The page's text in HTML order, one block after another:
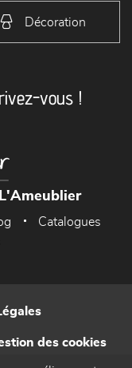
Décoration
vous !
Catalogues
des cookies